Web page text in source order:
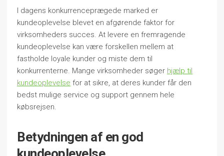
I dagens konkurrenceprægede marked er
kundeoplevelse blevet en afgørende faktor for
virksomheders succes. At levere en fremragende
kundeoplevelse kan være forskellen mellem at
fastholde loyale kunder og miste dem til
konkurrenterne. Mange virksomheder søger hjælp til
kundeoplevelse for at sikre, at deres kunder får den
bedst mulige service og support gennem hele
købsrejsen.
Betydningen af en god